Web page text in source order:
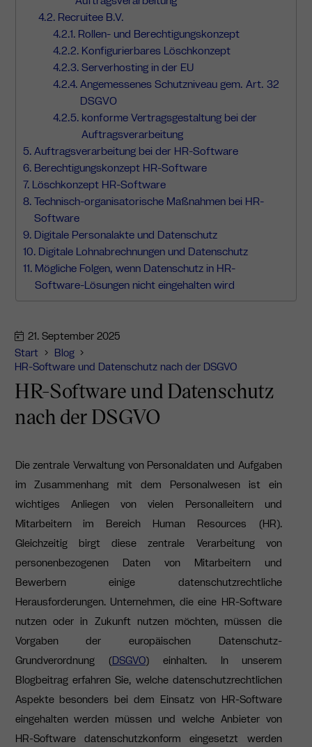
21. September 2025
Start
Blog
HR-Software und Datenschutz nach der DSGVO
HR-Software und Datenschutz
nach der DSGVO
Die zentrale Verwaltung von Personaldaten und Aufgaben
im Zusammenhang mit dem Personalwesen ist ein
wichtiges Anliegen von vielen Personalleitern und
Mitarbeitern im Bereich Human Resources (HR).
Gleichzeitig birgt diese zentrale Verarbeitung von
personenbezogenen Daten von Mitarbeitern und
Bewerbern einige datenschutzrechtliche
Herausforderungen. Unternehmen, die eine HR-Software
nutzen oder in Zukunft nutzen möchten, müssen die
Vorgaben der europäischen Datenschutz-
Grundverordnung (DSGVO) einhalten. In unserem
Blogbeitrag erfahren Sie, welche datenschutzrechtlichen
Aspekte besonders bei dem Einsatz von HR-Software
eingehalten werden müssen und welche Anbieter von
HR-Software datenschutzkonform eingesetzt werden
Recruitee B.V.
Rollen- und Berechtigungskonzept
Konfigurierbares Löschkonzept
Serverhosting in der EU
Angemessenes Schutzniveau gem. Art. 32
DSGVO
konforme Vertragsgestaltung bei der
Auftragsverarbeitung
Auftragsverarbeitung bei der HR-Software
Berechtigungskonzept HR-Software
Löschkonzept HR-Software
Technisch-organisatorische Maßnahmen bei HR-
Software
Digitale Personalakte und Datenschutz
Digitale Lohnabrechnungen und Datenschutz
Mögliche Folgen, wenn Datenschutz in HR-
Software-Lösungen nicht eingehalten wird